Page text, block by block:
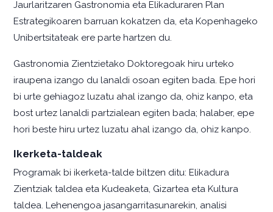
Jaurlaritzaren Gastronomia eta Elikaduraren Plan
Estrategikoaren barruan kokatzen da, eta Kopenhageko
Unibertsitateak ere parte hartzen du.
Gastronomia Zientzietako Doktoregoak hiru urteko
iraupena izango du lanaldi osoan egiten bada. Epe hori
bi urte gehiagoz luzatu ahal izango da, ohiz kanpo, eta
bost urtez lanaldi partzialean egiten bada; halaber, epe
hori beste hiru urtez luzatu ahal izango da, ohiz kanpo.
Ikerketa-taldeak
Programak bi ikerketa-talde biltzen ditu: Elikadura
Zientziak taldea eta Kudeaketa, Gizartea eta Kultura
taldea. Lehenengoa jasangarritasunarekin, analisi